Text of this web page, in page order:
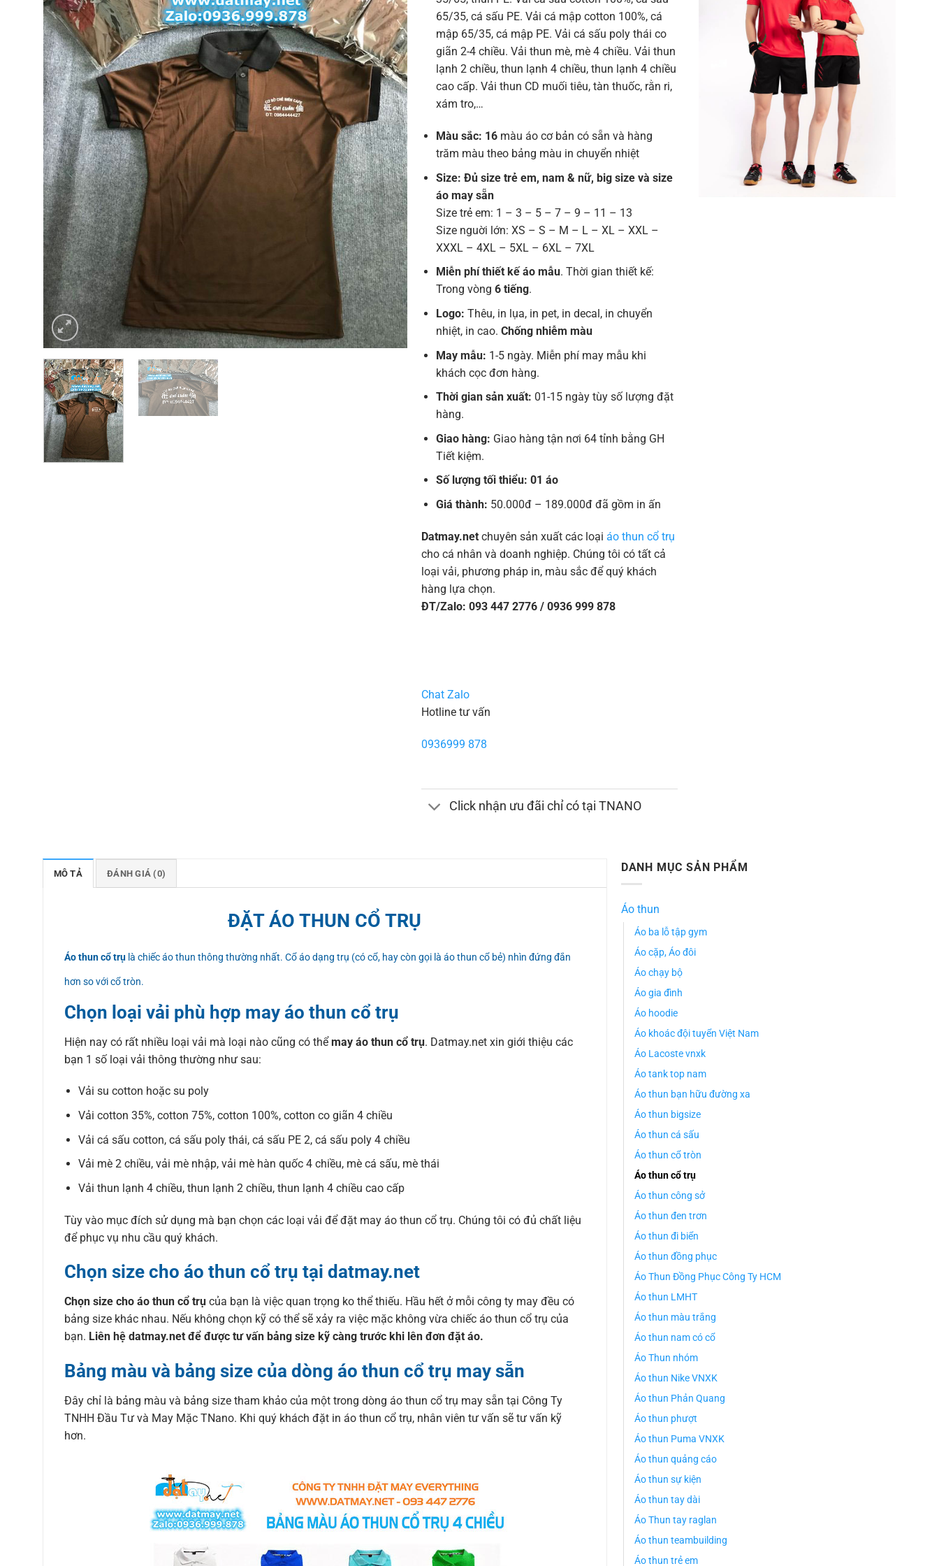
65/35, cá sấu PE. Vải cá mập cotton 100%, cá
mập 65/35, cá mập PE. Vải cá sấu poly thái co
giãn 2-4 chiều. Vải thun mè, mè 4 chiều. Vải thun
lạnh 2 chiều, thun lạnh 4 chiều, thun lạnh 4 chiều
cao cấp. Vải thun CD muối tiêu, tàn thuốc, rằn ri,
xám tro,…
Màu sắc: 16màu áo cơ bản có sẵn và hàng
trăm màu theo bảng màu in chuyển nhiệt
Size: Đủ size trẻ em, nam & nữ, big size và size
áo may sẵn
Size trẻ em: 1 – 3 – 5 – 7 – 9 – 11 – 13
Size nguời lớn: XS – S – M – L – XL – XXL –
XXXL – 4XL – 5XL – 6XL – 7XL
Miễn phí thiết kế áo mẫu. Thời gian thiết kế:
Trong vòng 6 tiếng.
Logo: Thêu, in lụa, in pet, in decal, in chuyển
nhiệt, in cao. Chống nhiễm màu
May mẫu: 1-5 ngày. Miễn phí may mẫu khi
khách cọc đơn hàng.
Thời gian sản xuất: 01-15 ngày tùy số lượng đặt
hàng.
Giao hàng: Giao hàng tận nơi 64 tỉnh bằng GH
Tiết kiệm.
Số lượng tối thiểu: 01 áo
Giá thành: 50.000đ – 189.000đ đã gồm in ấn
Datmay.net chuyên sản xuất các loại áo thun cổ trụ
cho cá nhân và doanh nghiệp. Chúng tôi có tất cả
loại vải, phương pháp in, màu sắc để quý khách
hàng lựa chọn.
ĐT/Zalo: 093 447 2776 / 0936 999 878
Chat Zalo
Hotline tư vấn
0936999 878
Click nhận ưu đãi chỉ có tại TNANO
MÔ TẢ ĐÁNH GIÁ (0)
ĐẶT ÁO THUN CỔ TRỤ
Áo thun cổ trụlà chiếc áo thun thông thường nhất. Cổ áo dạng trụ (có cổ, hay còn gọi là áo thun cổ bẻ) nhìn đứng đắn
hơn so với cổ tròn.
Chọn loại vải phù hợp may áo thun cổ trụ
Hiện nay có rất nhiều loại vải mà loại nào cũng có thểmay áo thun cổ trụ. Datmay.net xin giới thiệu các
bạn 1 số loại vải thông thường như sau:
Vải su cotton hoặc su poly
Vải cotton 35%, cotton 75%, cotton 100%, cotton co giãn 4 chiều
Vải cá sấu cotton, cá sấu poly thái, cá sấu PE 2, cá sấu poly 4 chiều
Vải mè 2 chiều, vải mè nhập, vải mè hàn quốc 4 chiều, mè cá sấu, mè thái
Vải thun lạnh 4 chiều, thun lạnh 2 chiều, thun lạnh 4 chiều cao cấp
Tùy vào mục đích sử dụng mà bạn chọn các loại vải để đặt may áo thun cổ trụ. Chúng tôi có đủ chất liệu
để phục vụ nhu cầu quý khách.
Chọn size cho áo thun cổ trụ tại datmay.net
Chọn size cho áo thun cổ trụ của bạn là việc quan trọng ko thể thiếu. Hầu hết ở mỗi công ty may đều có
bảng size khác nhau. Nếu không chọn kỹ có thể sẽ xảy ra việc mặc không vừa chiếc áo thun cổ trụ của
bạn. Liên hệ datmay.net để được tư vấn bảng size kỹ càng trước khi lên đơn đặt áo.
Bảng màu và bảng size của dòng áo thun cổ trụ may sẵn
Đây chỉ là bảng màu và bảng size tham khảo của một trong dòng áo thun cổ trụ may sẵn tại Công Ty
TNHH Đầu Tư và May Mặc TNano. Khi quý khách đặt in áo thun cổ trụ, nhân viên tư vấn sẽ tư vấn kỹ
hơn.
DANH MỤC SẢN PHẨM
Áo thun
Áo ba lỗ tập gym
Áo cặp, Áo đôi
Áo chạy bộ
Áo gia đình
Áo hoodie
Áo khoác đội tuyển Việt Nam
Áo Lacoste vnxk
Áo tank top nam
Áo thun bạn hữu đường xa
Áo thun bigsize
Áo thun cá sấu
Áo thun cổ tròn
Áo thun cổ trụ
Áo thun công sở
Áo thun đen trơn
Áo thun đi biển
Áo thun đồng phục
Áo Thun Đồng Phục Công Ty HCM
Áo thun LMHT
Áo thun màu trắng
Áo thun nam có cổ
Áo Thun nhóm
Áo thun Nike VNXK
Áo thun Phản Quang
Áo thun phượt
Áo thun Puma VNXK
Áo thun quảng cáo
Áo thun sự kiện
Áo thun tay dài
Áo Thun tay raglan
Áo thun teambuilding
Áo thun trẻ em